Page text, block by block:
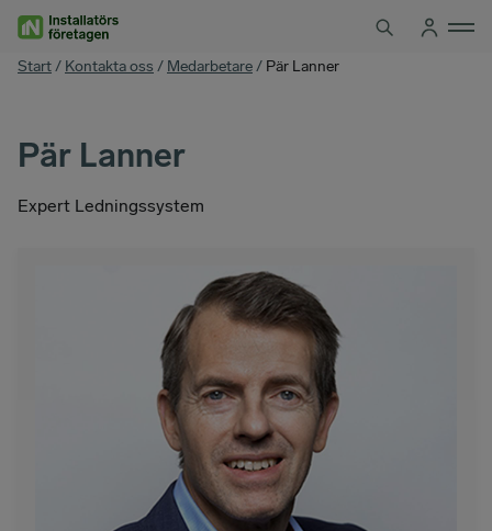
You
Start/ Kontakta oss / Medarbetare/ Pär Lanner
Pär Lanner
Expert Ledningssystem